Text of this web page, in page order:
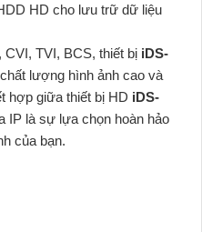
HD cho lưu trữ dữ liệu
TVI, BCS, thiết bị iDS-
chất lượng hình ảnh cao và
hợp giữa thiết bị HD iDS-
IP là sự lựa chọn hoàn hảo
của bạn.